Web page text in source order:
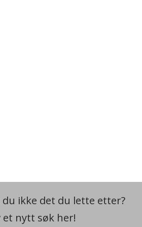
du ikke det du lette etter?
et nytt søk her!